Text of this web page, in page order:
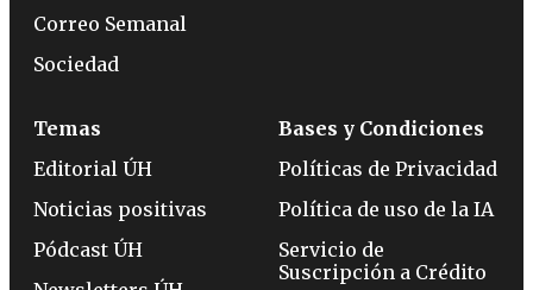
Correo Semanal
Sociedad
Temas
Editorial ÚH
Noticias positivas
Pódcast ÚH
Bases y Condiciones
Políticas de Privacidad
Política de uso de la IA
Servicio de
Suscripción a Crédito